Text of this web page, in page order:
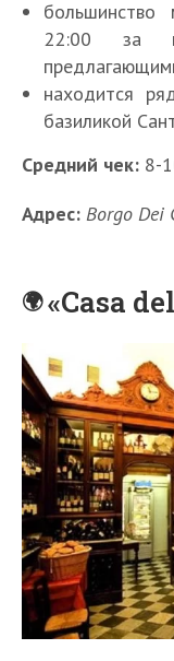
22:00 за
находится
базиликой
Средний чек: 8-
Адрес: Borgo Dei
«Casa